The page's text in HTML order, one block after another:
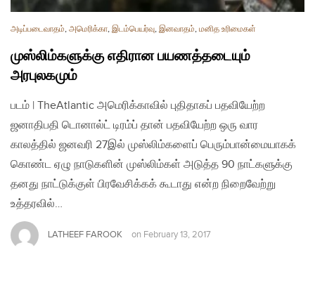
அடிப்படைவாதம், அமெரிக்கா, இடம்பெயர்வு, இனவாதம், மனித உரிமைகள்
முஸ்லிம்களுக்கு எதிரான பயணத்தடையும்
அரபுலகமும்
படம் | TheAtlantic அமெரிக்காவில் புதிதாகப் பதவியேற்ற
ஜனாதிபதி டொனால்ட் டிரம்ப் தான் பதவியேற்ற ஒரு வார
காலத்தில் ஜனவரி 27இல் முஸ்லிம்களைப் பெரும்பான்மையாகக்
கொண்ட ஏழு நாடுகளின் முஸ்லிம்கள் அடுத்த 90 நாட்களுக்கு
தனது நாட்டுக்குள் பிரவேசிக்கக் கூடாது என்ற நிறைவேற்று
உத்தரவில்…
LATHEEF FAROOK on February 13, 2017